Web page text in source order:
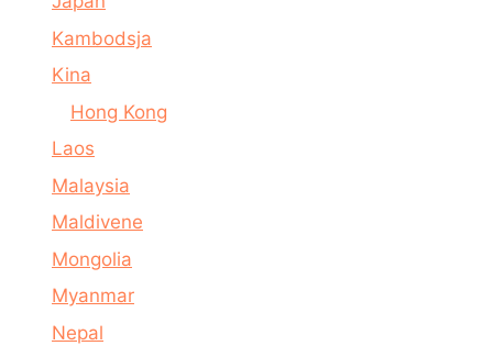
Kambodsja
Kina
Hong Kong
Laos
Malaysia
Maldivene
Mongolia
Myanmar
Nepal